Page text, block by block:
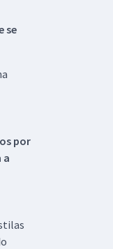
se
por
a